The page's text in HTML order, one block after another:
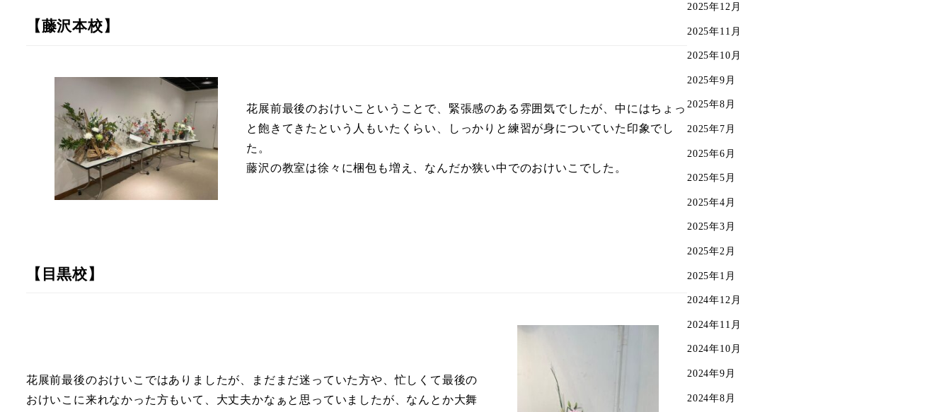
【藤沢本校】
花展前最後のおけいこということで、緊張感のある雰囲気でしたが、中にはちょっ
と飽きてきたという人もいたくらい、しっかりと練習が身についていた印象でし
た。
藤沢の教室は徐々に梱包も増え、なんだか狭い中でのおけいこでした。
【目黒校】
花展前最後のおけいこではありましたが、まだまだ迷っていた方や、忙しくて最後の
おけいこに来れなかった方もいて、大丈夫かなぁと思っていましたが、なんとか大舞
2025年12月
2025年11月
2025年10月
2025年9月
2025年8月
2025年7月
2025年6月
2025年5月
2025年4月
2025年3月
2025年2月
2025年1月
2024年12月
2024年11月
2024年10月
2024年9月
2024年8月